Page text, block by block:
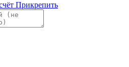
Прикрепить